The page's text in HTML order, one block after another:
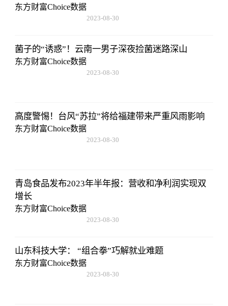
东方财富Choice数据
2023-08-30
菌子的“诱惑”！云南一男子深夜捡菌迷路深山
东方财富Choice数据
2023-08-30
高度警惕！台风“苏拉”将给福建带来严重风雨影响
东方财富Choice数据
2023-08-30
青岛食品发布2023年半年报：营收和净利润实现双
增长
东方财富Choice数据
2023-08-30
山东科技大学： “组合拳”巧解就业难题
东方财富Choice数据
2023-08-30